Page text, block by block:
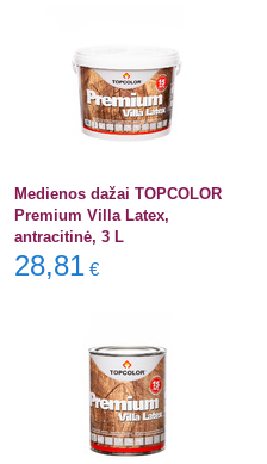
Medienos dažai TOPCOLOR
Premium Villa Latex,
antracitinė, 3 L
28,81 €